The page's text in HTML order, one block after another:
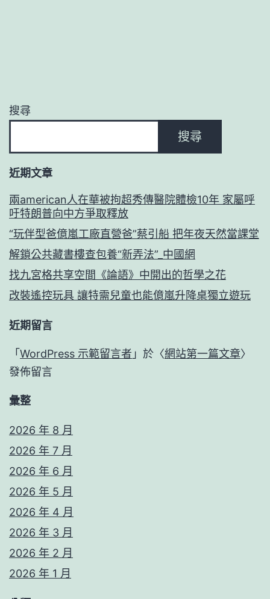
搜尋
搜尋
近期文章
兩american人在華被拘超秀傳醫院體檢10年 家屬呼
吁特朗普向中方爭取釋放
“玩伴型爸億嵐工廠直營爸”蔡引船 把年夜天然當課堂
解鎖公共藏書樓查包養“新弄法”_中國網
找九宮格共享空間《論語》中開出的哲學之花
改裝遙控玩具 讓特需兒童也能億嵐升降桌獨立遊玩
近期留言
「 WordPress 示範留言者 」於〈網站第一篇文章〉
發佈留言
彙整
2026 年 8 月
2026 年 7 月
2026 年 6 月
2026 年 5 月
2026 年 4 月
2026 年 3 月
2026 年 2 月
2026 年 1 月